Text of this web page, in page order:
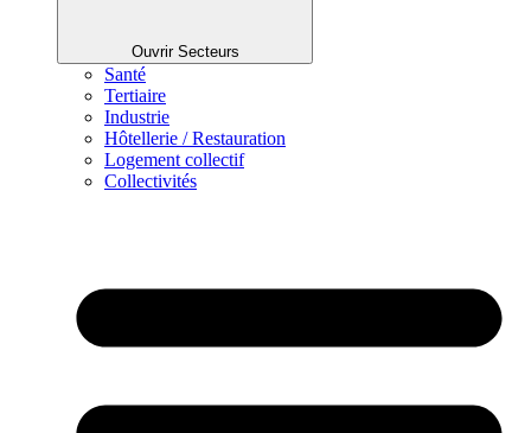
Ouvrir Secteurs
Santé
Tertiaire
Industrie
Hôtellerie / Restauration
Logement collectif
Collectivités